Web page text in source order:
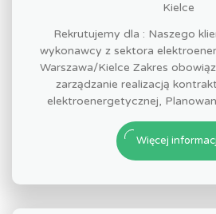
Kielce
Rekrutujemy dla : Naszego
wykonawcy z sektora
Warszawa/Kielce Zakres
zarządzanie realizacją
elektroenergetycznej,
Więcej